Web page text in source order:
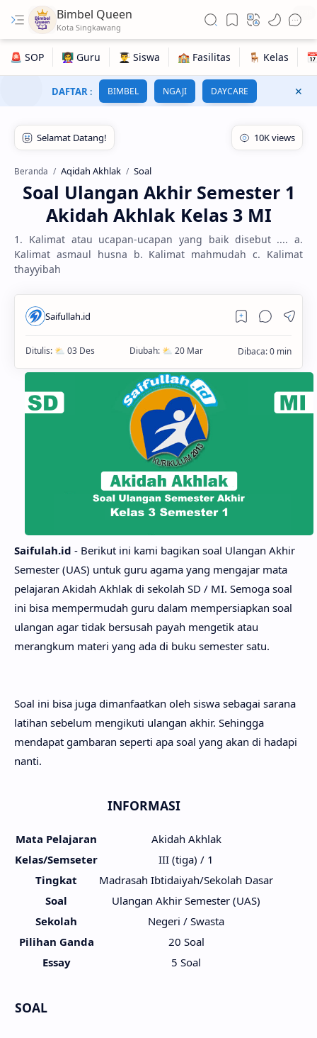
Bimbel Queen 1798
DAFTAR : BIMBEL NGAJI DAYCARE
Beranda Aqidah Akhlak Soal
Soal Ulangan Akhir Semester 1
Akidah Akhlak Kelas 3 MI
1. Kalimat atau ucapan-ucapan yang baik disebut .... a.
Kalimat asmaul husna b. Kalimat mahmudah c. Kalimat
thayyibah
Saifulah.id - Berikut ini kami bagikan soal Ulangan Akhir
Semester (UAS) untuk guru agama yang mengajar mata
pelajaran Akidah Akhlak di sekolah SD / MI. Semoga soal
ini bisa mempermudah guru dalam mempersiapkan soal
ulangan agar tidak bersusah payah mengetik atau
merangkum materi yang ada di buku semester satu.
Soal ini bisa juga dimanfaatkan oleh siswa sebagai sarana
latihan sebelum mengikuti ulangan akhir. Sehingga
mendapat gambaran seperti apa soal yang akan di hadapi
nanti.
INFORMASI
Mata Pelajaran
Akidah Akhlak
Kelas/Semseter
III (tiga) / 1
Tingkat
Madrasah Ibtidaiyah/Sekolah Dasar
Soal
Ulangan Akhir Semester (UAS)
Sekolah
Negeri / Swasta
Pilihan Ganda
20 Soal
Essay
5 Soal
SOAL